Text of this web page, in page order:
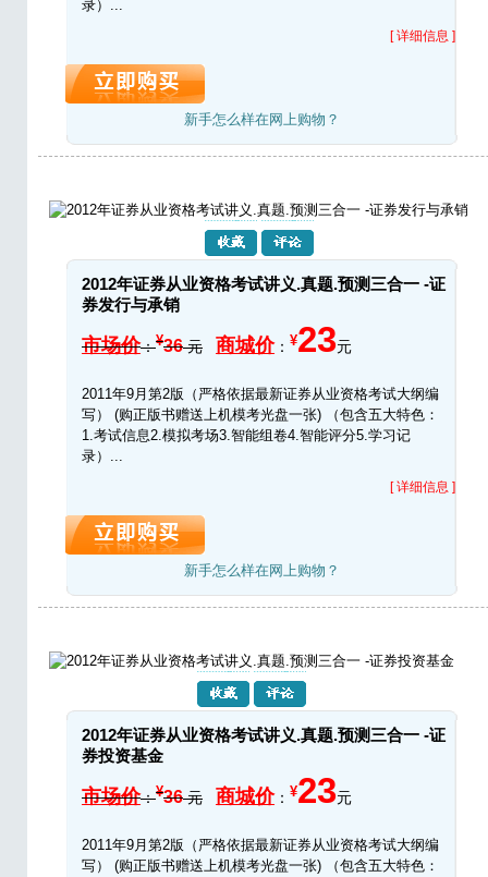
录）...
[ 详细信息 ]
新手怎么样在网上购物？
2012年证券从业资格考试讲义.真题.预测三合一 -证
券发行与承销
市场价：¥36元 商城价： ¥23元
2011年9月第2版（严格依据最新证券从业资格考试大纲编
写） (购正版书赠送上机模考光盘一张) （包含五大特色：
1.考试信息2.模拟考场3.智能组卷4.智能评分5.学习记
录）...
[ 详细信息 ]
新手怎么样在网上购物？
2012年证券从业资格考试讲义.真题.预测三合一 -证
券投资基金
市场价：¥36元 商城价： ¥23元
2011年9月第2版（严格依据最新证券从业资格考试大纲编
写） (购正版书赠送上机模考光盘一张) （包含五大特色：